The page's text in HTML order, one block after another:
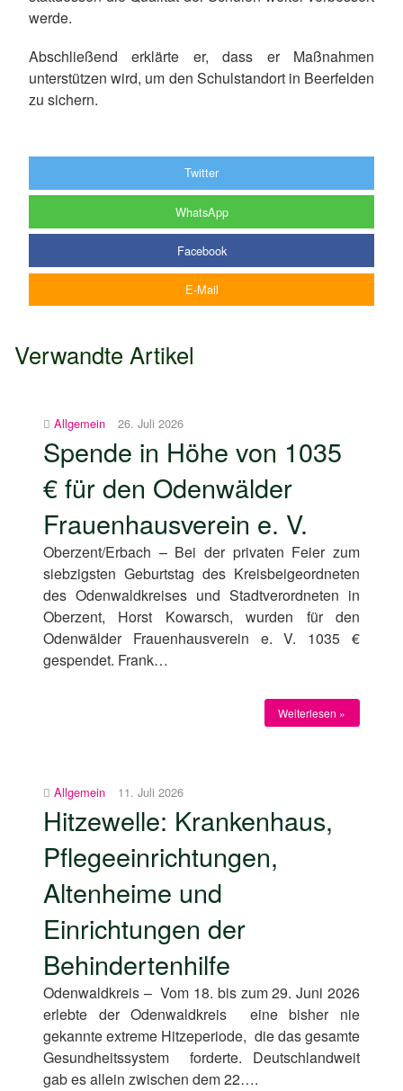
werde.
Abschließend erklärte er, dass er Maßnahmen
unterstützen wird, um den Schulstandort in Beerfelden
zu sichern.
Twitter
WhatsApp
Facebook
E-Mail
Verwandte Artikel
Allgemein 26. Juli 2026
Spende in Höhe von 1035
€ für den Odenwälder
Frauenhausverein e. V.
Oberzent/Erbach – Bei der privaten Feier zum
siebzigsten Geburtstag des Kreisbeigeordneten
des Odenwaldkreises und Stadtverordneten in
Oberzent, Horst Kowarsch, wurden für den
Odenwälder Frauenhausverein e. V. 1035 €
gespendet. Frank…
Weiterlesen »
Allgemein 11. Juli 2026
Hitzewelle: Krankenhaus,
Pflegeeinrichtungen,
Altenheime und
Einrichtungen der
Behindertenhilfe
Odenwaldkreis – Vom 18. bis zum 29. Juni 2026
erlebte der Odenwaldkreis eine bisher nie
gekannte extreme Hitzeperiode, die das gesamte
Gesundheitssystem forderte. Deutschlandweit
gab es allein zwischen dem 22….